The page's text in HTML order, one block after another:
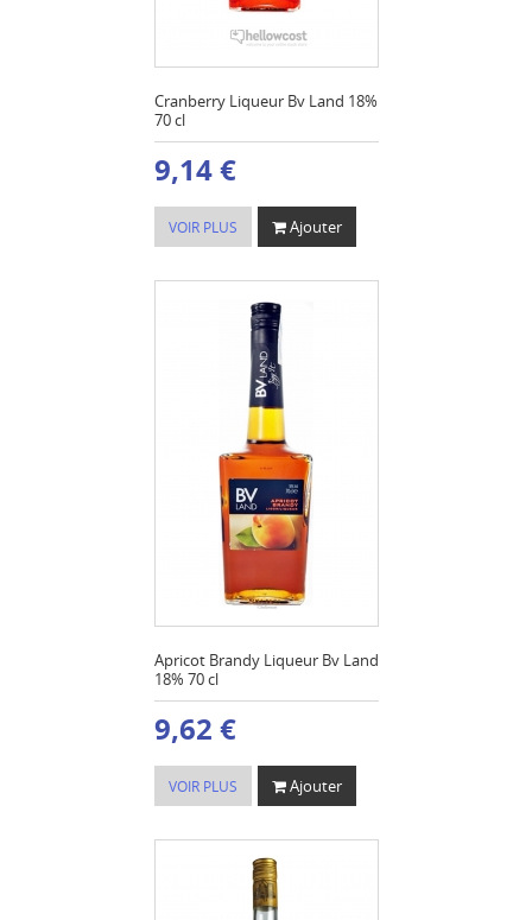
Cranberry Liqueur Bv Land 18%
70 cl
9,14 €
VOIR PLUS Ajouter
Apricot Brandy Liqueur Bv Land
18% 70 cl
9,62 €
VOIR PLUS Ajouter